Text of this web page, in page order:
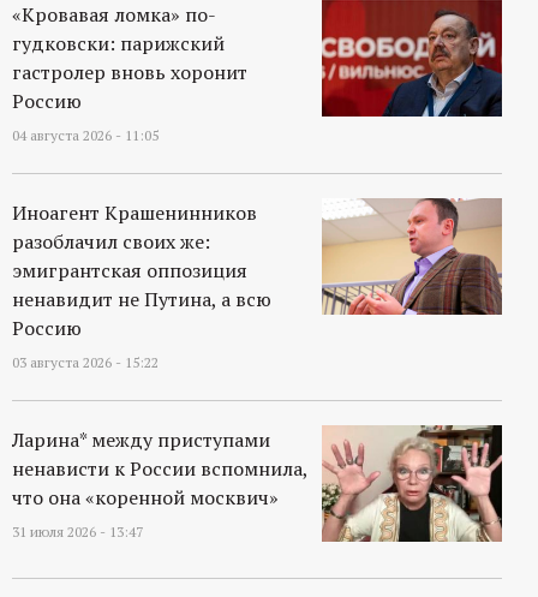
«Кровавая ломка» по-
гудковски: парижский
гастролер вновь хоронит
Россию
04 августа 2026 - 11:05
Иноагент Крашенинников
разоблачил своих же:
эмигрантская оппозиция
ненавидит не Путина, а всю
Россию
03 августа 2026 - 15:22
Ларина* между приступами
ненависти к России вспомнила,
что она «коренной москвич»
31 июля 2026 - 13:47